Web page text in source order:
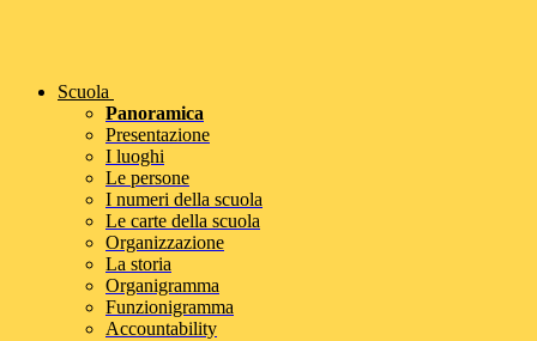
Scuola
Panoramica
Presentazione
I luoghi
Le persone
I numeri della scuola
Le carte della scuola
Organizzazione
La storia
Organigramma
Funzionigramma
Accountability